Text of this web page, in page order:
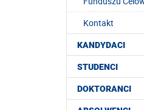
Kontakt
KANDYDACI
STUDENCI
DOKTORANCI